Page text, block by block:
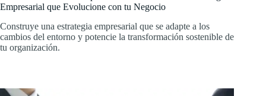
Empresarial que Evolucione con tu Negocio
Construye una estrategia empresarial que se adapte a los
cambios del entorno y potencie la transformación sostenible de
tu organización.